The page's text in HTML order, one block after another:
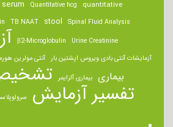
quantitative
Quantitative hcg
serum
Spinal Fluid Analysis
stool
TB NAAT
Urine Creatinine
β2-Microglobulin
آزمایشات آنتی بادی ویروس اپشتین بار آنتی مولرین
بیماری بیماری آلزایمر
تفسیر آزمایش